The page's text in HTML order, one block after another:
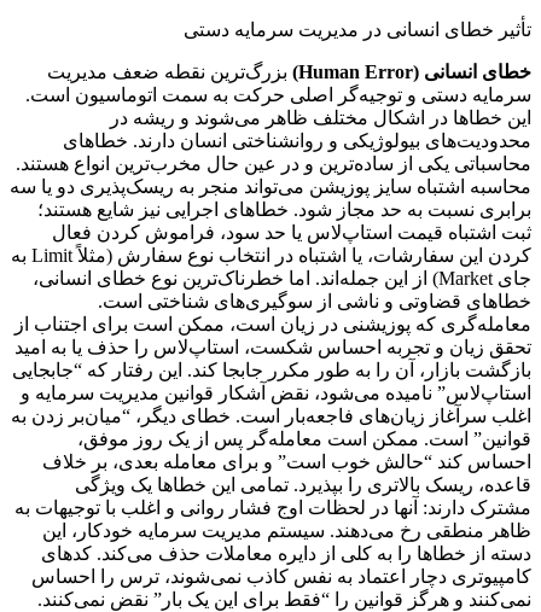
تأثیر خطای انسانی در مدیریت سرمایه دستی
خطای انسانی (Human Error)
بزرگ‌ترین نقطه ضعف مدیریت
سرمایه دستی و توجیه‌گر اصلی حرکت به سمت اتوماسیون است.
این خطاها در اشکال مختلف ظاهر می‌شوند و ریشه در
محدودیت‌های بیولوژیکی و روانشناختی انسان دارند. خطاهای
محاسباتی یکی از ساده‌ترین و در عین حال مخرب‌ترین انواع هستند.
محاسبه اشتباه سایز پوزیشن می‌تواند منجر به ریسک‌پذیری دو یا سه
برابری نسبت به حد مجاز شود. خطاهای اجرایی نیز شایع هستند؛
ثبت اشتباه قیمت استاپ‌لاس یا حد سود، فراموش کردن فعال
کردن این سفارشات، یا اشتباه در انتخاب نوع سفارش (مثلاً Limit به
جای Market) از این جمله‌اند. اما خطرناک‌ترین نوع خطای انسانی،
خطاهای قضاوتی و ناشی از سوگیری‌های شناختی است.
معامله‌گری که پوزیشنی در زیان است، ممکن است برای اجتناب از
تحقق زیان و تجربه احساس شکست، استاپ‌لاس را حذف یا به امید
بازگشت بازار، آن را به طور مکرر جابجا کند. این رفتار که “جابجایی
استاپ‌لاس” نامیده می‌شود، نقض آشکار قوانین مدیریت سرمایه و
اغلب سرآغاز زیان‌های فاجعه‌بار است. خطای دیگر، “میان‌بر زدن به
قوانین” است. ممکن است معامله‌گر پس از یک روز موفق،
احساس کند “حالش خوب است” و برای معامله بعدی، بر خلاف
قاعده، ریسک بالاتری را بپذیرد. تمامی این خطاها یک ویژگی
مشترک دارند: آنها در لحظات اوج فشار روانی و اغلب با توجیهات به
ظاهر منطقی رخ می‌دهند. سیستم مدیریت سرمایه خودکار، این
دسته از خطاها را به کلی از دایره معاملات حذف می‌کند. کدهای
کامپیوتری دچار اعتماد به نفس کاذب نمی‌شوند، ترس را احساس
نمی‌کنند و هرگز قوانین را “فقط برای این یک بار” نقض نمی‌کنند.